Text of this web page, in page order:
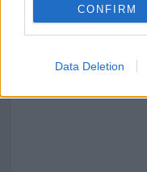
CONFIRM
Data Deletion
Salmo
va avanti: